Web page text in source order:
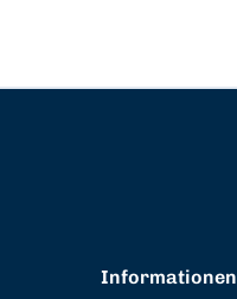
Informationen